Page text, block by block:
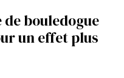
bouledogue
un effet plus